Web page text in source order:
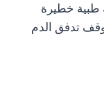
طبية خطيرة
تدفق الدم